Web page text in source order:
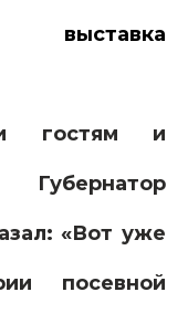
выставка
гостям и
Губернатор
«Вот уже
посевной